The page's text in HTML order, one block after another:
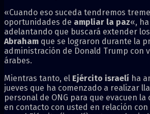
«Cuando eso suceda tendremos
oportunidades de ampliar la paz«,
adelantando que buscará extender los
Abraham que se lograron durante la
administración de Donald Trump con
árabes.
Mientras tanto, el Ejército israelí ha
jueves que ha comenzado a realizar
personal de ONG para que evacuen
en contacto con usted en relación